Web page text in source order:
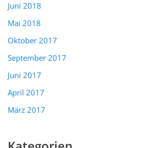
Juni 2018
Mai 2018
Oktober 2017
September 2017
Juni 2017
April 2017
März 2017